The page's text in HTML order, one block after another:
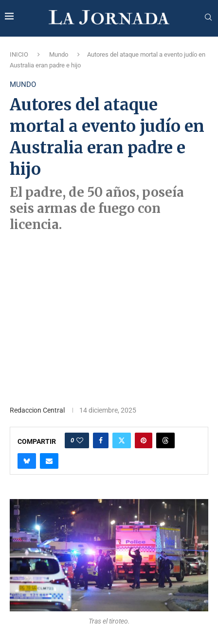
INICIO Mundo
Autores del ataque mortal a evento judío en
Australia eran padre e hijo
MUNDO
Autores del ataque
mortal a evento judío en
Australia eran padre e
hijo
El padre, de 50 años, poseía
seis armas de fuego con
licencia.
Redaccion Central 14 diciembre, 2025
COMPARTIR 0
Tras el tiroteo.